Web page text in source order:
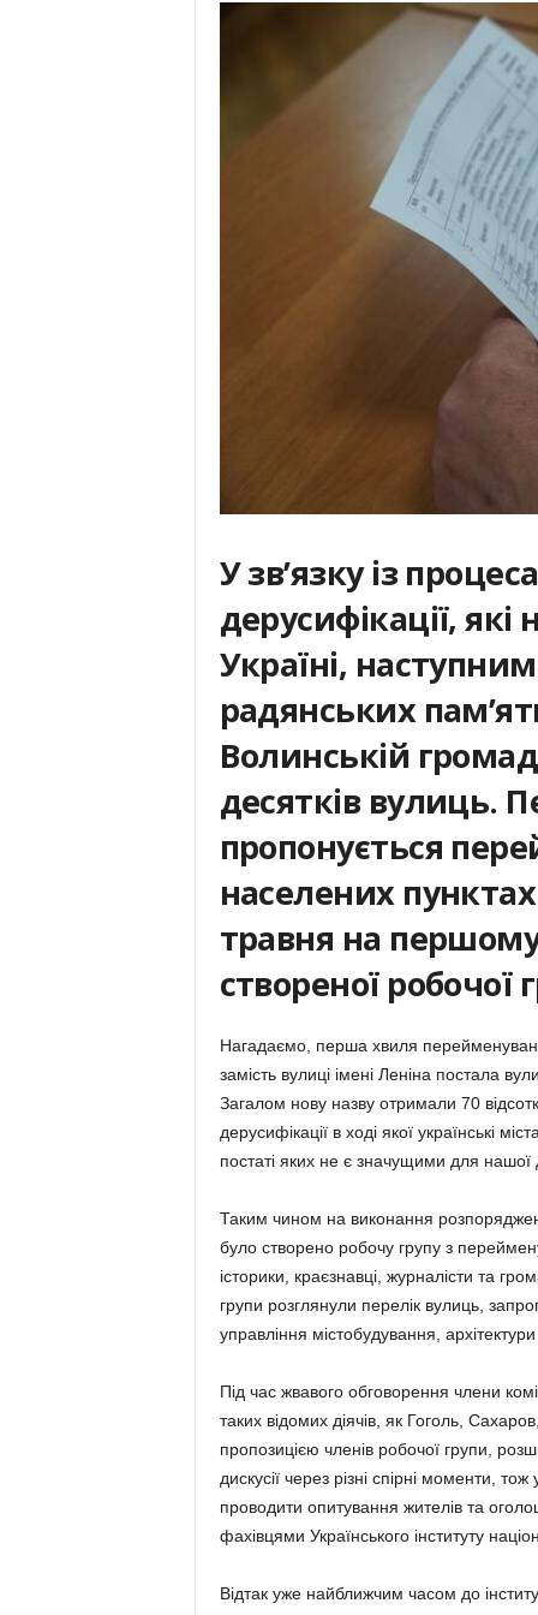
У зв’язку із
дерусифікації,
Україні,
радянських
Волинській
десятків вулиць.
пропонується
населених
травня на першому
створеної робочої
Нагадаємо, перша хвиля
замість вулиці імені Леніна постала
Загалом нову назву отримали 70
дерусифікації в ході якої українські
постаті яких не є значущими для нашої
Таким чином на виконання
було створено робочу групу з
історики, краєзнавці, журналісти та
групи розглянули перелік вулиць,
управління містобудування,
Під час жвавого обговорення члени
таких відомих діячів, як Гоголь,
пропозицією членів робочої групи,
дискусії через різні спірні моменти,
проводити опитування жителів та
фахівцями Українського інституту
Відтак уже найближчим часом до